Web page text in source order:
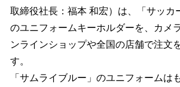
数
を
読
み
み
中
取締役社長：福本 和宏）は、「サッカ
のユニフォームキーホルダーを、カメ
ンラインショップや全国の店舗で注文
す。
「サムライブルー」のユニフォームは